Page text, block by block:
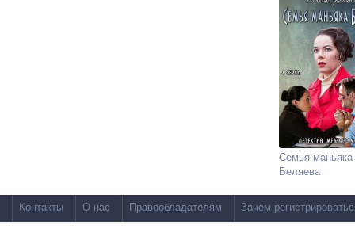
Семья маньяка
Беляева
Контакты О нас Правообладателям Зачем